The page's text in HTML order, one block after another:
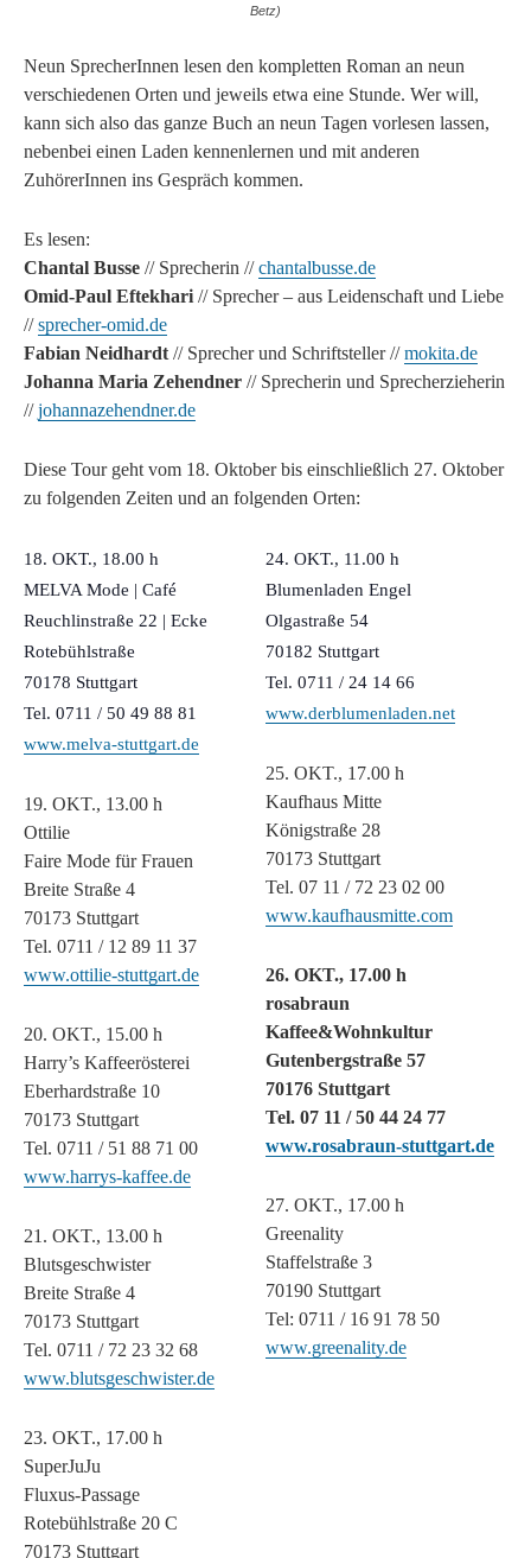
Betz)
Neun SprecherInnen lesen den kompletten Roman an neun
verschiedenen Orten und jeweils etwa eine Stunde. Wer will,
kann sich also das ganze Buch an neun Tagen vorlesen lassen,
nebenbei einen Laden kennenlernen und mit anderen
ZuhörerInnen ins Gespräch kommen.
Es lesen:
Chantal Busse // Sprecherin //chantalbusse.de
Omid-Paul Eftekhari // Sprecher – aus Leidenschaft und Liebe
//sprecher-omid.de
Fabian Neidhardt // Sprecher und Schriftsteller //mokita.de
Johanna Maria Zehendner // Sprecherin und Sprecherzieherin
//johannazehendner.de
Diese Tour geht vom 18. Oktober bis einschließlich 27. Oktober
zu folgenden Zeiten und an folgenden Orten:
18. OKT., 18.00 h
MELVA Mode | Café
Reuchlinstraße 22 | Ecke
Rotebühlstraße
70178 Stuttgart
Tel. 0711 / 50 49 88 81
www.melva-stuttgart.de
19. OKT., 13.00 h
Ottilie
Faire Mode für Frauen
Breite Straße 4
70173 Stuttgart
Tel. 0711 / 12 89 11 37
www.ottilie-stuttgart.de
20. OKT., 15.00 h
Harry’s Kaffeerösterei
Eberhardstraße 10
70173 Stuttgart
Tel. 0711 / 51 88 71 00
www.harrys-kaffee.de
21. OKT., 13.00 h
Blutsgeschwister
Breite Straße 4
70173 Stuttgart
Tel. 0711 / 72 23 32 68
www.blutsgeschwister.de
23. OKT., 17.00 h
SuperJuJu
Fluxus-Passage
Rotebühlstraße 20 C
70173 Stuttgart
24. OKT., 11.00 h
Blumenladen Engel
Olgastraße 54
70182 Stuttgart
Tel. 0711 / 24 14 66
www.derblumenladen.net
25. OKT., 17.00 h
Kaufhaus Mitte
Königstraße 28
70173 Stuttgart
Tel. 07 11 / 72 23 02 00
www.kaufhausmitte.com
26. OKT., 17.00 h
rosabraun
Kaffee&Wohnkultur
Gutenbergstraße 57
70176 Stuttgart
Tel. 07 11 / 50 44 24 77
www.rosabraun-stuttgart.de
27. OKT., 17.00 h
Greenality
Staffelstraße 3
70190 Stuttgart
Tel: 0711 / 16 91 78 50
www.greenality.de